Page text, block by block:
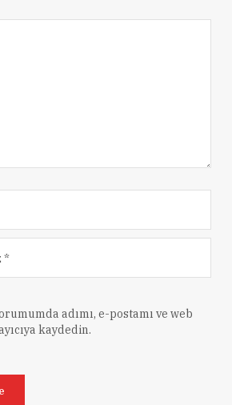
adımı, e-postamı ve web
kaydedin.